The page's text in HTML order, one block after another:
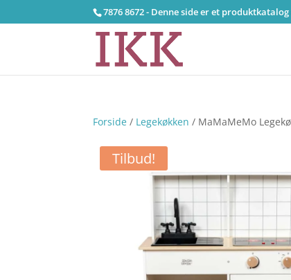
7876 8672 - Denne side er et
Forside / Legekøkken / MaMaMeMo
Tilbud!